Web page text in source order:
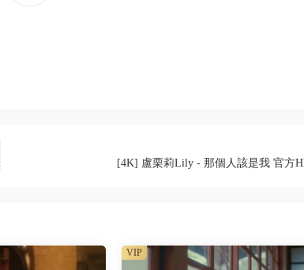
[4K] 盧栗莉Lily - 那個人該是我 官方
VIP